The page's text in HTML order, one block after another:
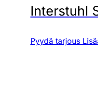
Interstuhl
Pyydä tarjous